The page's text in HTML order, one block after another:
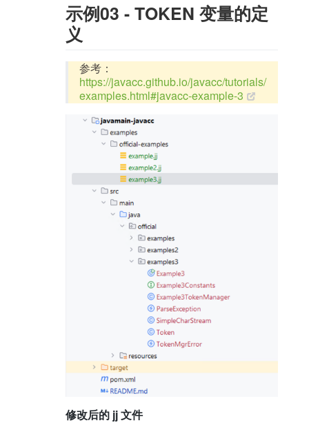
示例03 - TOKEN 变量的定
义
参考：
https://javacc.github.io/javacc/tutorials/
examples.html#javacc-example-3
修改后的 jj 文件